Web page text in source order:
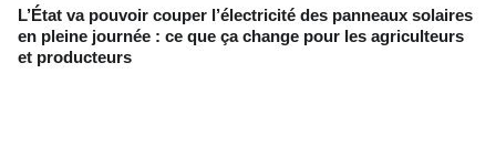
L’État va pouvoir couper l’électricité des panneaux solaires
en pleine journée : ce que ça change pour les agriculteurs
et producteurs